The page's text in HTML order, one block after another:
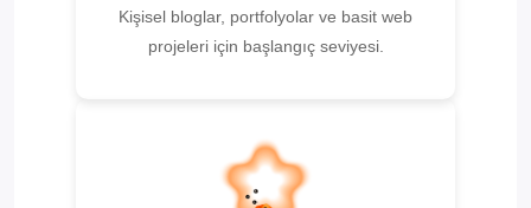
Kişisel bloglar, portfolyolar ve basit web
projeleri için başlangıç seviyesi.